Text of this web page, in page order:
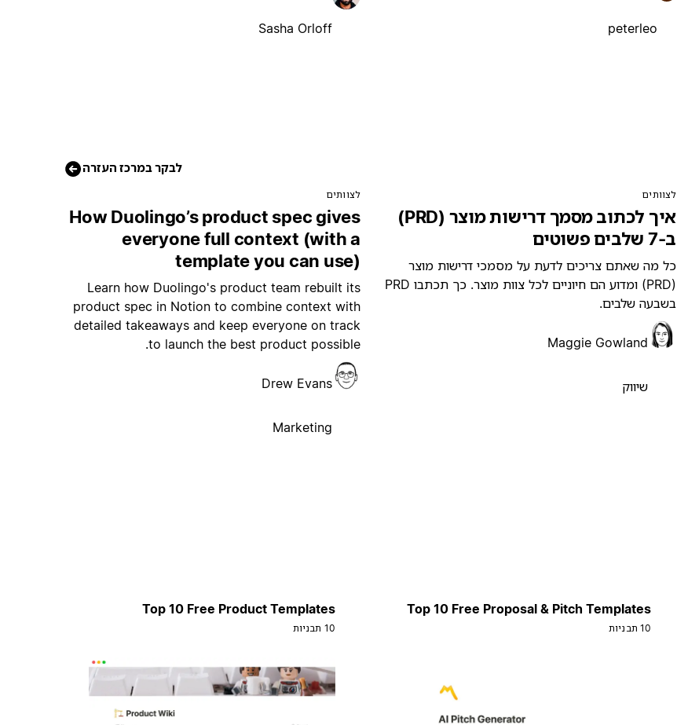
peterleo
Sasha Orloff
לבקר במרכז העזרה
לצוותים
איך לכתוב מסמך דרישות מוצר (PRD)
ב-7 שלבים פשוטים
כל מה שאתם צריכים לדעת על מסמכי דרישות מוצר
(PRD) ומדוע הם חיוניים לכל צוות מוצר. כך תכתבו PRD
בשבעה שלבים.
Maggie Gowland
שיווק
לצוותים
How Duolingo’s product spec gives
everyone full context (with a
template you can use)
Learn how Duolingo's product team rebuilt its
product spec in Notion to combine context with
detailed takeaways and keep everyone on track
to launch the best product possible.
Drew Evans
Marketing
Top 10 Free Proposal & Pitch Templates
10 תבניות
Top 10 Free Product Templates
10 תבניות